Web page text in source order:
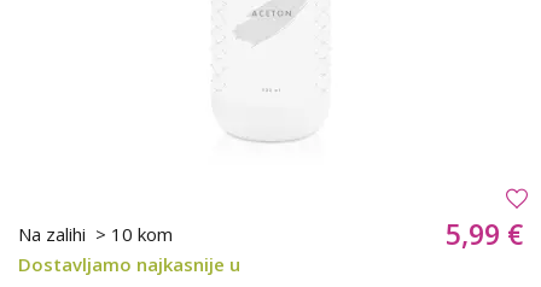
Na zalihi > 10 kom
Dostavljamo najkasnije u
5,99 €